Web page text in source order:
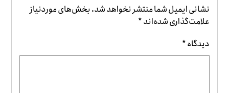
نشانی ایمیل شما منتشر نخواهد شد.بخش‌های موردنیاز
علامت‌گذاری شده‌اند*
دیدگاه*